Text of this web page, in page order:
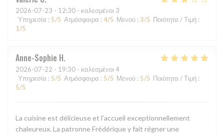
2026-07-23 - 12:30 - καλεσμένοι 3
Υπηρεσία : 5/5 Ατμόσφαιρα : 4/5 Μενού : 3/5 Ποιότητα / Τιμή :
1/5
Anne-Sophie H
2026-07-22 - 19:30 - καλεσμένοι 4
Υπηρεσία : 5/5 Ατμόσφαιρα : 5/5 Μενού : 5/5 Ποιότητα / Τιμή :
5/5
La cuisine est délicieuse et l'accueil exceptionnellement
chaleureux. La patronne Frédérique y fait régner une